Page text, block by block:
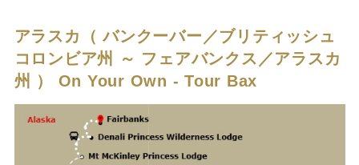
アラスカ（ バンクーバー／ブリティッシュ
コロンビア州 ～ フェアバンクス／アラスカ
州 ） On Your Own - Tour Bax